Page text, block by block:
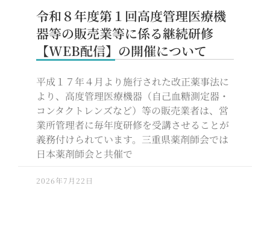
令和８年度第１回高度管理医療機
器等の販売業等に係る継続研修
【WEB配信】の開催について
平成１７年４月より施行された改正薬事法に
より、高度管理医療機器（自己血糖測定器・
コンタクトレンズなど）等の販売業者は、営
業所管理者に毎年度研修を受講させることが
義務付けられています。三重県薬剤師会では
日本薬剤師会と共催で
2026年7月22日